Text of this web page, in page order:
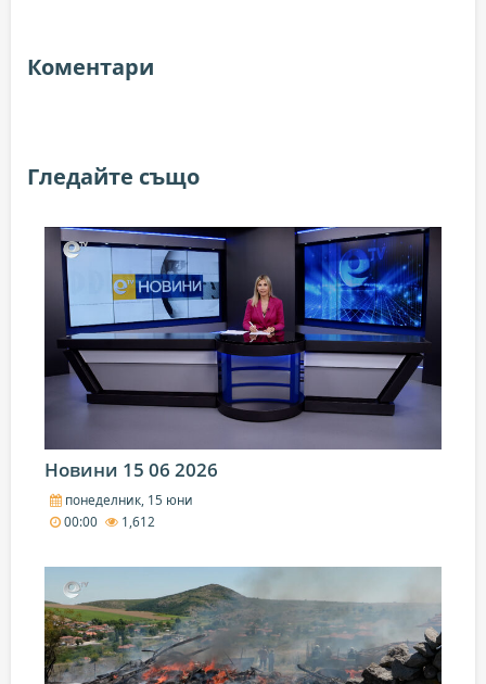
Коментари
Гледайте също
Новини 15 06 2026
понеделник, 15 юни
00:00
1,612